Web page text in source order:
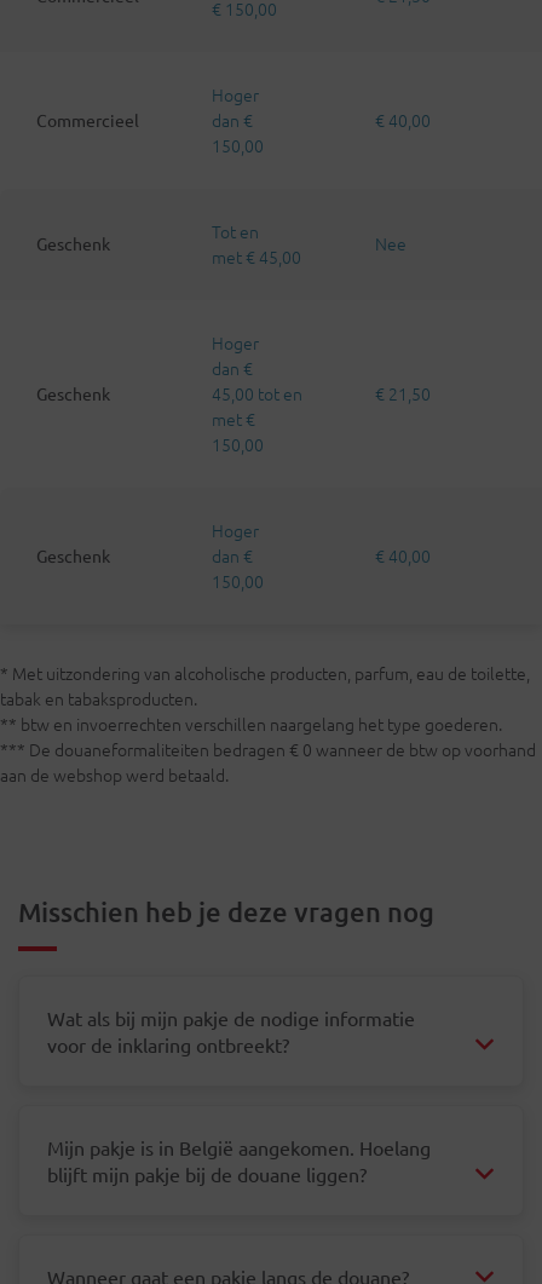
€ 150,00
Commercieel
Hoger
dan €
150,00
€ 40,00
Geschenk
Tot en
met € 45,00
Nee
Geschenk
Hoger
dan €
45,00 tot en
met €
150,00
€ 21,50
Geschenk
Hoger
dan €
150,00
€ 40,00
* Met uitzondering van alcoholische producten, parfum, eau de toilette,
tabak en tabaksproducten.
** btw en invoerrechten verschillen naargelang het type goederen.
*** De douaneformaliteiten bedragen € 0 wanneer de btw op voorhand
aan de webshop werd betaald.
Misschien heb je deze vragen nog
Wat als bij mijn pakje de nodige informatie
voor de inklaring ontbreekt?
Mijn pakje is in België aangekomen. Hoelang
blijft mijn pakje bij de douane liggen?
Wanneer gaat een pakje langs de douane?